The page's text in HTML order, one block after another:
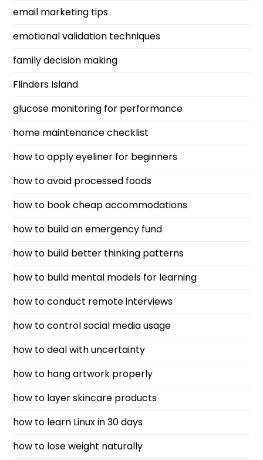
email marketing tips
emotional validation techniques
family decision making
Flinders Island
glucose monitoring for performance
home maintenance checklist
how to apply eyeliner for beginners
how to avoid processed foods
how to book cheap accommodations
how to build an emergency fund
how to build better thinking patterns
how to build mental models for learning
how to conduct remote interviews
how to control social media usage
how to deal with uncertainty
how to hang artwork properly
how to layer skincare products
how to learn Linux in 30 days
how to lose weight naturally